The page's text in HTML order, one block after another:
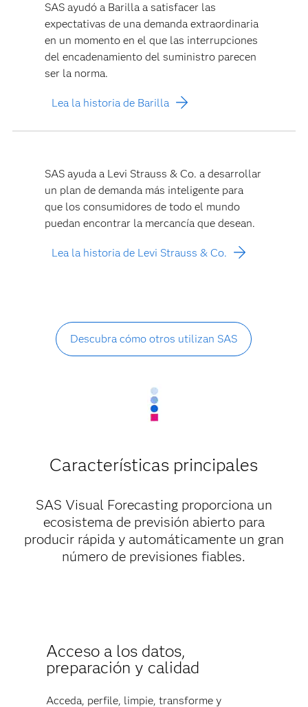
SAS ayudó a Barilla a satisfacer las
expectativas de una demanda extraordinaria
en un momento en el que las interrupciones
del encadenamiento del suministro parecen
ser la norma.
Lea la historia de Barilla
SAS ayuda a Levi Strauss & Co. a desarrollar
un plan de demanda más inteligente para
que los consumidores de todo el mundo
puedan encontrar la mercancía que desean.
Lea la historia de Levi Strauss & Co.
Descubra cómo otros utilizan SAS
Características principales
SAS Visual Forecasting proporciona un
ecosistema de previsión abierto para
producir rápida y automáticamente un gran
número de previsiones fiables.
Acceso a los datos,
preparación y calidad
Acceda, perfile, limpie, transforme y